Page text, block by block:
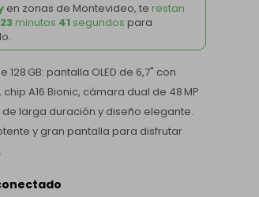
en zonas de Montevideo, te restan
23 minutos 41 segundos para
128 GB: pantalla OLED de 6,7" con
A16 Bionic, cámara dual de 48 MP
de larga duración y diseño elegante.
y gran pantalla para disfrutar